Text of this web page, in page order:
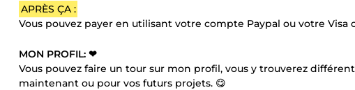
APRÈS ÇA :
Vous pouvez payer en utilisant votre compte Paypal ou votre Visa
MON PROFIL: ❤
Vous pouvez faire un tour sur mon profil, vous y trouverez
maintenant ou pour vos futurs projets. 😋